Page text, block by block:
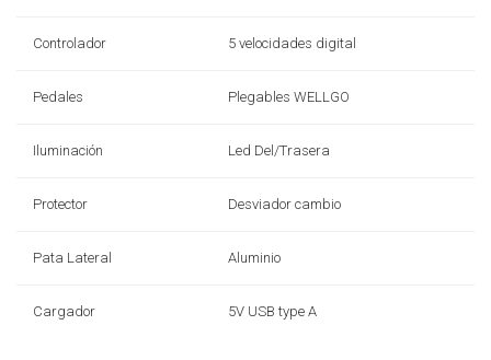
Controlador 5 velocidades digital
Pedales Plegables WELLGO
Iluminación Led Del/Trasera
Protector Desviador cambio
Pata Lateral Aluminio
Cargador 5V USB type A